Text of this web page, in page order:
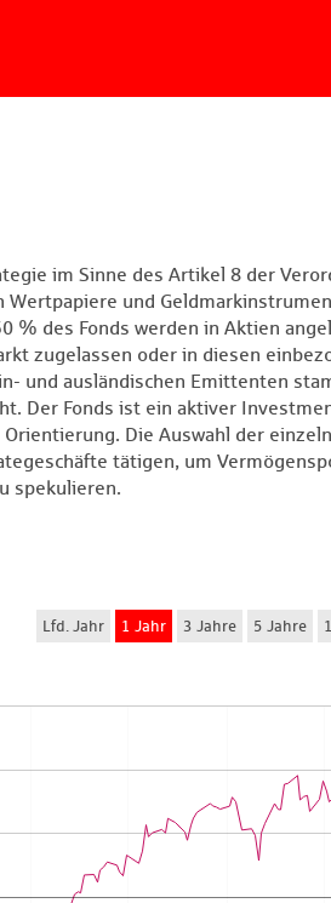
im Sinne des Artikel 8 der
und
% des Fonds werden in Aktien
zugelassen oder in diesen
und ausländischen Emittenten
Der Fonds ist ein aktiver
Die Auswahl der
tätigen, um
spekulieren.